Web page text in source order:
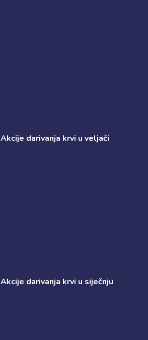
Akcije darivanja krvi u veljači
Akcije darivanja krvi u siječnju